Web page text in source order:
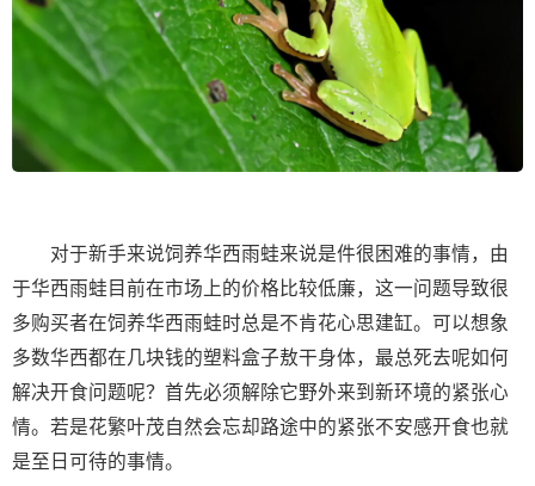
对于新手来说饲养华西雨蛙来说是件很困难的事情，由
于华西雨蛙目前在市场上的价格比较低廉，这一问题导致很
多购买者在饲养华西雨蛙时总是不肯花心思建缸。可以想象
多数华西都在几块钱的塑料盒子敖干身体，最总死去呢如何
解决开食问题呢？首先必须解除它野外来到新环境的紧张心
情。若是花繁叶茂自然会忘却路途中的紧张不安感开食也就
是至日可待的事情。